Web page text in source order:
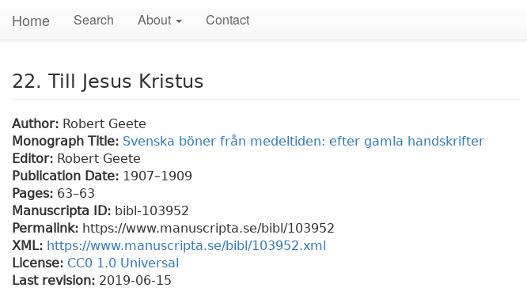
Home Search About Contact
22. Till Jesus Kristus
Author: Robert Geete
Monograph Title: Svenska böner från medeltiden: efter gamla handskrifter
Editor: Robert Geete
Publication Date: 1907–1909
Pages: 63–63
Manuscripta ID: bibl-103952
Permalink: https://www.manuscripta.se/bibl/103952
XML: https://www.manuscripta.se/bibl/103952.xml
License: CC0 1.0 Universal
Last revision: 2019-06-15